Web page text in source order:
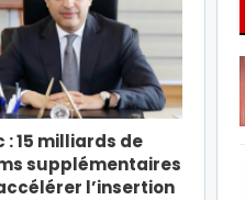
: 15 milliards de
supplémentaires
l’insertion